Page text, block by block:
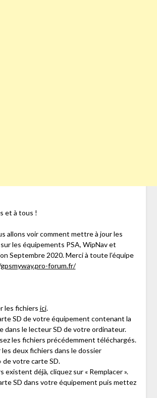
et à tous !
allons voir comment mettre à jour les
les équipements PSA, WipNav et
Septembre 2020. Merci à toute l’équipe
forum.fr/
les fichiers ici.
SD de votre équipement contenant la
dans le lecteur SD de votre ordinateur.
les fichiers précédemment téléchargés.
les deux fichiers dans le dossier
de votre carte SD.
existent déjà, cliquez sur « Remplacer ».
SD dans votre équipement puis mettez